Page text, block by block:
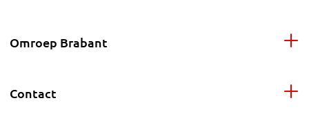
Omroep Brabant
Contact